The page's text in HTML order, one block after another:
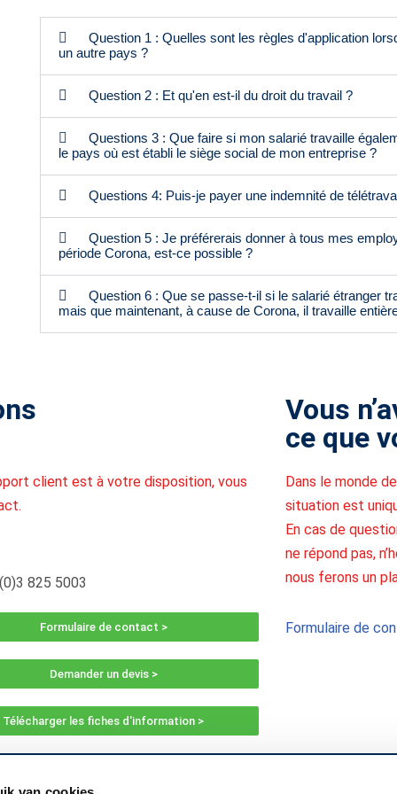
Question 1 : Quelles sont les règles d'application
un autre pays ?
Question 2 : Et qu'en est-il du droit du travail ?
Questions 3 : Que faire si mon salarié travaille
le pays où est établi le siège social de mon entreprise ?
Questions 4: Puis-je payer une indemnité de
Question 5 : Je préférerais donner à tous mes
période Corona, est-ce possible ?
Question 6 : Que se passe-t-il si le salarié étranger
mais que maintenant, à cause de Corona, il travaille
client est à votre disposition, vous
825 5003
Formulaire de contact >
Demander un devis >
Télécharger les fiches d'information >
Vous
ce que
Dans le monde
situation est
En cas de
ne répond pas,
nous ferons un
Formulaire de